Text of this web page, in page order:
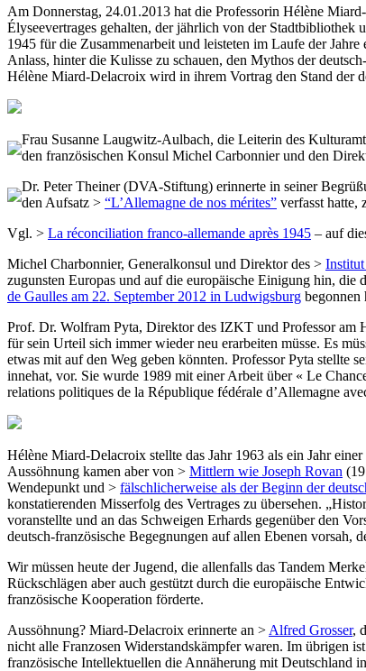
Am Donnerstag, 24.01.2013 hat die Professorin Hélène
Élyseevertrages gehalten, der jährlich von der Stadtbibliothek
1945 für die Zusammenarbeit und leisteten im Laufe der
Anlass, hinter die Kulisse zu schauen, den Mythos der
Hélène Miard-Delacroix wird in ihrem Vortrag den Stand der
Frau Susanne Laugwitz-Aulbach, die Leiterin des
den französischen Konsul Michel Carbonnier und den
Dr. Peter Theiner (DVA-Stiftung) erinnerte in seiner
den Aufsatz > “L’Allemagne de nos mérites” verfasst hatte,
Vgl. > La réconciliation franco-allemande après 1945 – auf
Michel Charbonnier, Generalkonsul und Direktor des >
zugunsten Europas und auf die europäische Einigung hin, die
de Gaulles am 22. September 2012 in Ludwigsburg begonnen
Prof. Dr. Wolfram Pyta, Direktor des IZKT und Professor am
für sein Urteil sich immer wieder neu erarbeiten müsse. Es
etwas mit auf den Weg geben könnten. Professor Pyta
innehat, vor. Sie wurde 1989 mit einer Arbeit über « Le
relations politiques de la République fédérale d’Allemagne
Hélène Miard-Delacroix stellte das Jahr 1963 als ein Jahr
Aussöhnung kamen aber von > Mittlern wie Joseph Rovan
Wendepunkt und > fälschlicherweise als der Beginn der
konstatierenden Misserfolg des Vertrages zu übersehen.
voranstellte und an das Schweigen Erhards gegenüber den
deutsch-französische Begegnungen auf allen Ebenen vorsah,
Wir müssen heute der Jugend, die allenfalls das Tandem
Rückschlägen aber auch gestützt durch die europäische
französische Kooperation förderte.
Aussöhnung? Miard-Delacroix erinnerte an > Alfred Grosser,
nicht alle Franzosen Widerstandskämpfer waren. Im übrigen
französische Intellektuellen die Annäherung mit Deutschland